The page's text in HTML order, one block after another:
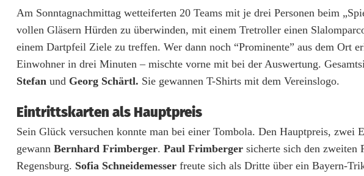
t
ä
g
i
g
e
n
S
Am Sonntagnachmittag wetteiferten 20 Teams mit je drei Personen beim
vollen Gläsern Hürden zu überwinden, mit einem Tretroller einen
einem Dartpfeil Ziele zu treffen. Wer dann noch “Prominente” aus dem Ort
Einwohner in drei Minuten – mischte vorne mit bei der Auswertung.
Stefan und Georg Schärtl. Sie gewannen T-Shirts mit dem Vereinslogo.
Eintrittskarten als Hauptpreis
Sein Glück versuchen konnte man bei einer Tombola. Den Hauptpreis,
gewann Bernhard Frimberger. Paul Frimberger sicherte sich den zweiten
Regensburg. Sofia Schneidemesser freute sich als Dritte über ein Bayern-